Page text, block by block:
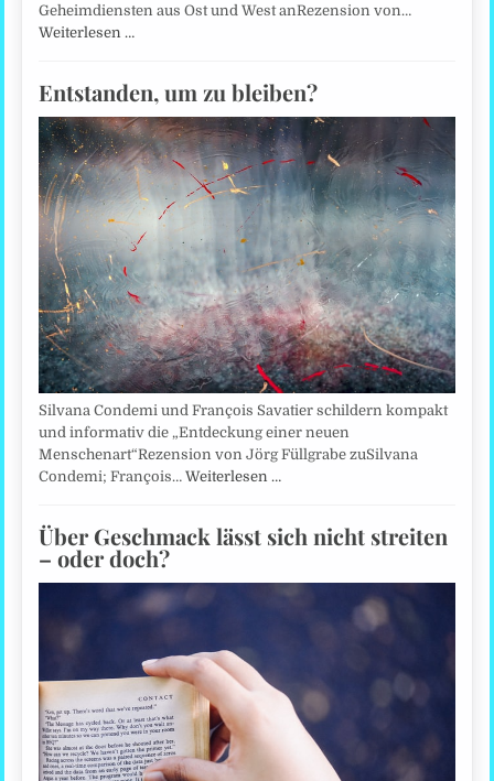
Geheimdiensten aus Ost und West anRezension von…
Weiterlesen …
Entstanden, um zu bleiben?
Silvana Condemi und François Savatier schildern kompakt
und informativ die „Entdeckung einer neuen
Menschenart“Rezension von Jörg Füllgrabe zuSilvana
Condemi; François…Weiterlesen …
Über Geschmack lässt sich nicht streiten
– oder doch?